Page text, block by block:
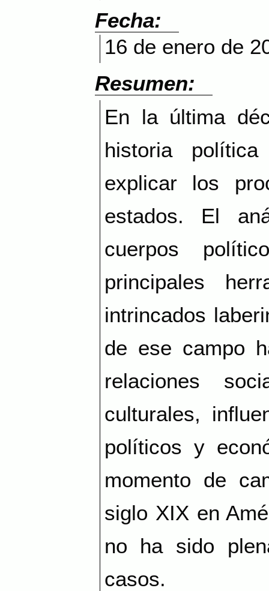
Fecha:
16 de enero de
Resumen:
En la última
historia
explicar los
estados. El
cuerpos
principales
intrincados
de ese campo
relaciones
culturales,
políticos y
momento de
siglo XIX en
no ha sido
casos.